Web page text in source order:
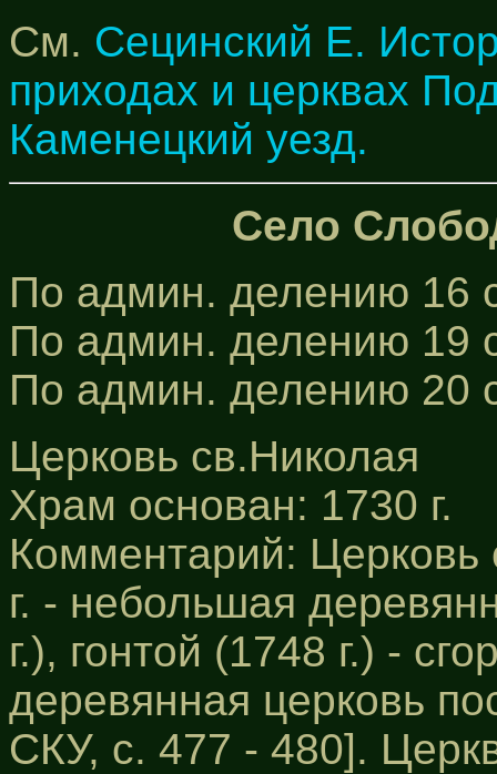
См. Сецинский Е.
приходах и церквах
Каменецкий уезд.
Село
По админ. делению 16
По админ. делению 19
По админ. делению 20
Церковь св.Николая
Храм основан: 1730 г.
Комментарий: Церковь
г. - небольшая
г.), гонтой (1748 г.) -
деревянная церковь
СКУ, с. 477 - 480].